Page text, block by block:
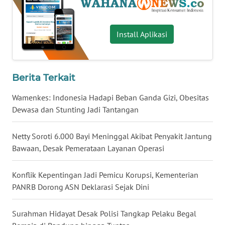
Install Aplikasi
Berita Terkait
Wamenkes: Indonesia Hadapi Beban Ganda Gizi, Obesitas
Dewasa dan Stunting Jadi Tantangan
Netty Soroti 6.000 Bayi Meninggal Akibat Penyakit Jantung
Bawaan, Desak Pemerataan Layanan Operasi
Konflik Kepentingan Jadi Pemicu Korupsi, Kementerian
PANRB Dorong ASN Deklarasi Sejak Dini
Surahman Hidayat Desak Polisi Tangkap Pelaku Begal
WN
BABEL
WN
SUMBAR
SUMSEL
BENGKULU
WN
LAMPUNG
WN
JATENG